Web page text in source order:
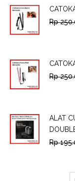
Rp
Rp
ALAT
Rp